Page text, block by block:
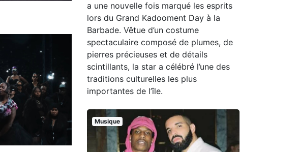
a une nouvelle fois marqué les esprits
lors du Grand Kadooment Day à la
Barbade. Vêtue d’un costume
spectaculaire composé de plumes, de
pierres précieuses et de détails
scintillants, la star a célébré l’une des
traditions culturelles les plus
importantes de l’île.
Musique